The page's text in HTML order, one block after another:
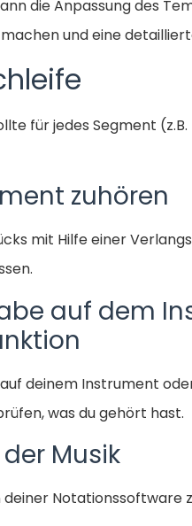
die Anpassung des
und eine
für jedes Segment
zuhören
mit Hilfe einer
auf dem
deinem Instrument
was du gehört hast.
Musik
Notationssoftware